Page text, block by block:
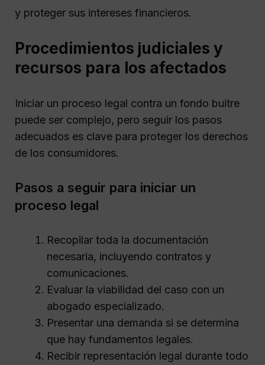
y proteger sus intereses financieros.
Procedimientos judiciales y
recursos para los afectados
Iniciar un proceso legal contra un fondo buitre
puede ser complejo, pero seguir los pasos
adecuados es clave para proteger los derechos
de los consumidores.
Pasos a seguir para iniciar un
proceso legal
Recopilar toda la documentación
necesaria, incluyendo contratos y
comunicaciones.
Evaluar la viabilidad del caso con un
abogado especializado.
Presentar una demanda si se determina
que hay fundamentos legales.
Recibir representación legal durante todo